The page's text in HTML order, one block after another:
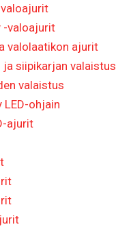
-valoajurit
valolaatikon ajurit
ja siipikarjan valaistus
valaistus
LED-ohjain
ajurit